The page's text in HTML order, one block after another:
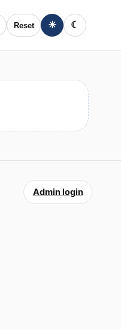
Reset ☀ ☾
Admin login